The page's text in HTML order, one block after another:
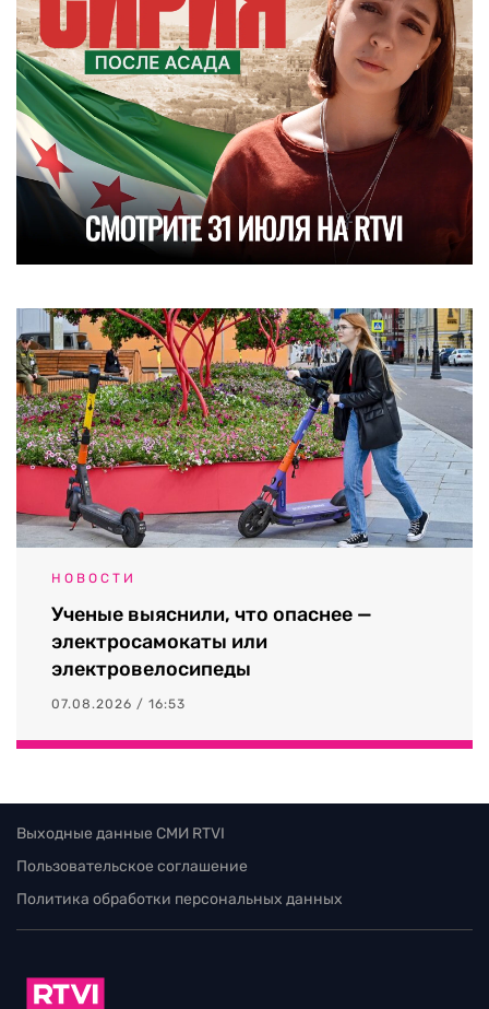
НОВОСТИ
Ученые выяснили, что опаснее —
электросамокаты или
электровелосипеды
07.08.2026 / 16:53
Выходные данные СМИ RTVI
Пользовательское соглашение
Политика обработки персональных данных